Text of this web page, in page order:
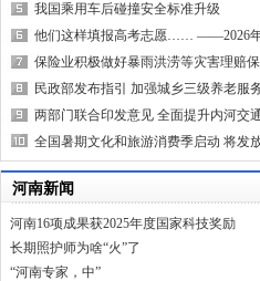
我国乘用车后碰撞安全标准升级
他们这样填报高考志愿…… ——2026
保险业积极做好暴雨洪涝等灾害理赔
民政部发布指引 加强城乡三级养老服
两部门联合印发意见 全面提升内河交
全国暑期文化和旅游消费季启动 将发
河南新闻
河南16项成果获2025年度国家科技奖励
长期照护师为啥“火”了
“河南专家，中”